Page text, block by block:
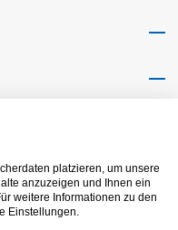
platzieren, um unsere
anzuzeigen und Ihnen ein
weitere Informationen zu den
Einstellungen.